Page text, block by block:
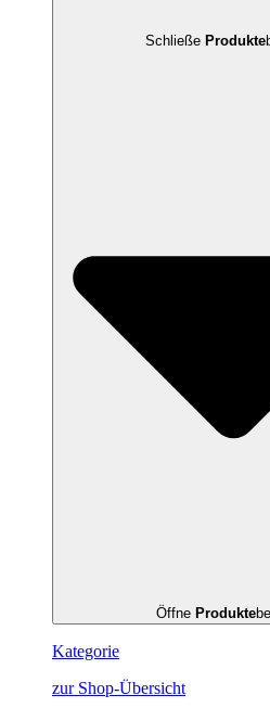
Schließe Produkte
Öffne Produkte
Kategorie
zur Shop-Übersicht